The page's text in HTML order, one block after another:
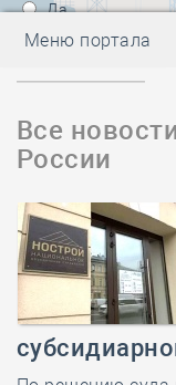
Да
Меню портала
Все
России